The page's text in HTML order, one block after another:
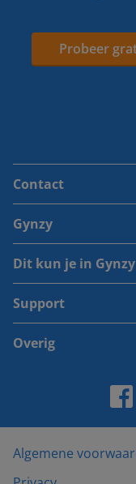
Probeer
Contact
Gynzy
Dit kun je in Gynzy
Support
Overig
Algemene